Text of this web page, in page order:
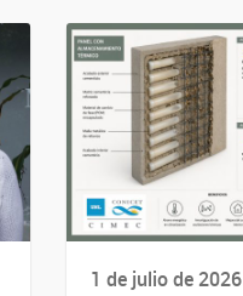
1 de julio de 2026